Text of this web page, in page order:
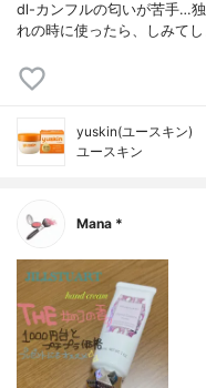
dl-カンフルの匂いが苦手…
れの時に使ったら、しみて
yuskin(ユースキン)
ユースキン
Mana *